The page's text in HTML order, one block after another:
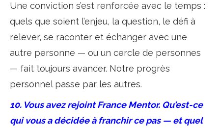
Une conviction s’est renforcée avec le temps :
quels que soient l’enjeu, la question, le défi à
relever, se raconter et échanger avec une
autre personne — ou un cercle de personnes
— fait toujours avancer. Notre progrès
personnel passe par les autres.
10. Vous avez rejoint France Mentor. Qu’est-ce
qui vous a décidée à franchir ce pas — et quel